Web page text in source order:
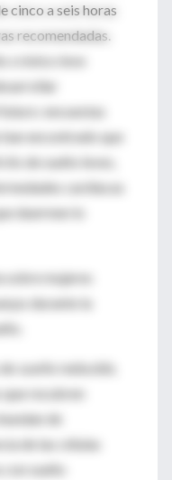
cinco a seis horas
recomendadas.
crónico leve
encuestas
encontrado que
de sueño leves,
cardíacas
duermen lo
sobre mujeres
durante la
sueño reducido
recubren
de
de las células
sueño